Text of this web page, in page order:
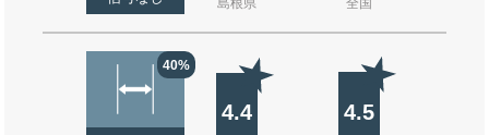
島根県 全国
40%
4.4 4.5